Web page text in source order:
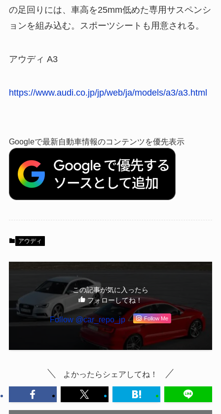
の足回りには、車高を25mm低めた専用サスペンシ
ョンを組み込む。スポーツシートも用意される。
アウディ A3
https://www.audi.co.jp/jp/web/ja/models/a3/a3.html
Googleで最新自動車情報のコンテンツを優先表示
アウディ
この記事が気に入ったら
フォローしてね！
Follow @car_repo_jp Follow Me
よかったらシェアしてね！